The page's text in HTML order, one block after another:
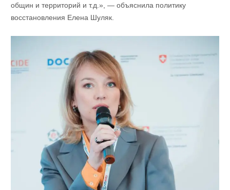
общин и территорий и т.д.», — объяснила политику
восстановления Елена Шуляк.